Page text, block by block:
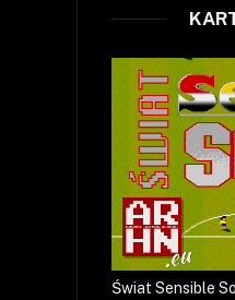
Świat Sensible